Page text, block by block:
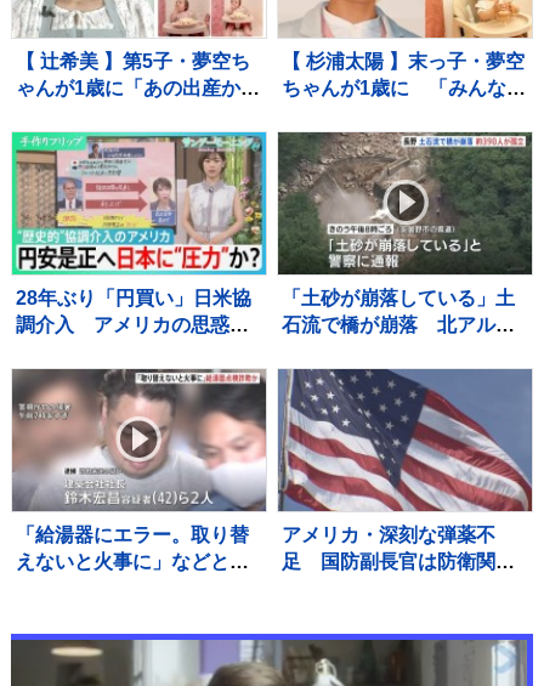
ーニング】
【 辻希美 】第5子・夢空ち
ゃんが1歳に「あの出産から
す」 手や口元がクリーム
だらけでケーキ頬張る姿も
【 杉浦太陽 】末っ子・夢空
ちゃんが1歳に 「みんなに
て」家族総出でお祝い
28年ぶり「円買い」日米協
調介入 アメリカの思惑
力”か？【サンデーモーニン
グ】
「土砂が崩落している」土
石流で橋が崩落 北アルプ
に登山客など約390人が孤
立状態 長野
「給湯器にエラー。取り替
えないと火事に」などとウ
うとしたか 建築会社社長の
男ら2人逮捕 東京・足立区
アメリカ・深刻な弾薬不
足 国防副長官は防衛関連